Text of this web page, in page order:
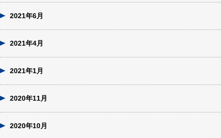
2021年6月
2021年4月
2021年1月
2020年11月
2020年10月